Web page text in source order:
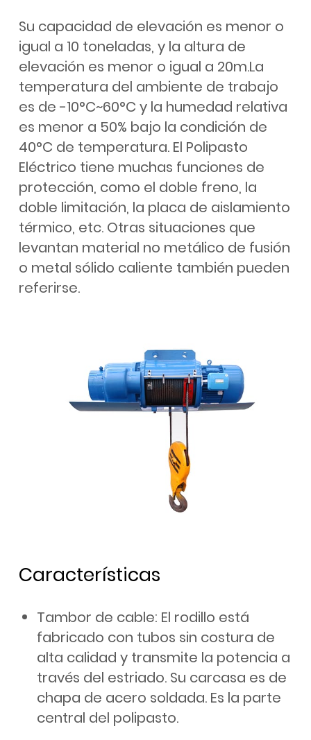
Su capacidad de elevación es menor o
igual a 10 toneladas, y la altura de
elevación es menor o igual a 20m.La
temperatura del ambiente de trabajo
es de -10°C~60°C y la humedad relativa
es menor a 50% bajo la condición de
40°C de temperatura. El Polipasto
Eléctrico tiene muchas funciones de
protección, como el doble freno, la
doble limitación, la placa de aislamiento
térmico, etc. Otras situaciones que
levantan material no metálico de fusión
o metal sólido caliente también pueden
referirse.
Características
Tambor de cable: El rodillo está
fabricado con tubos sin costura de
alta calidad y transmite la potencia a
través del estriado. Su carcasa es de
chapa de acero soldada. Es la parte
central del polipasto.